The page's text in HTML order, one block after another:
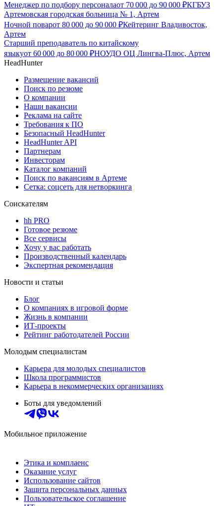
Менеджер по подбору персоналаот 70 000 до 90 000 ₽КГБУЗ
Артемовская городская больница № 1, Артем
Ночной поварот 80 000 до 90 000 ₽Кейтеринг Владивосток,
Артем
Старший преподаватель по китайскому
языкуот 60 000 до 80 000 ₽НОУДО ОЦ Лингва-Плюс, Артем
HeadHunter
Размещение вакансий
Поиск по резюме
О компании
Наши вакансии
Реклама на сайте
Требования к ПО
Безопасный HeadHunter
HeadHunter API
Партнерам
Инвесторам
Каталог компаний
Поиск по вакансиям в Артеме
Сетка: соцсеть для нетворкинга
Соискателям
hh PRO
Готовое резюме
Все сервисы
Хочу у вас работать
Производственный календарь
Экспертная рекомендация
Новости и статьи
Блог
О компаниях в игровой форме
Жизнь в компании
ИТ-проекты
Рейтинг работодателей России
Молодым специалистам
Карьера для молодых специалистов
Школа программистов
Карьера в некоммерческих организациях
Боты для уведомлений
Мобильное приложение
Этика и комплаенс
Оказание услуг
Использование сайтов
Защита персональных данных
Пользовательское соглашение